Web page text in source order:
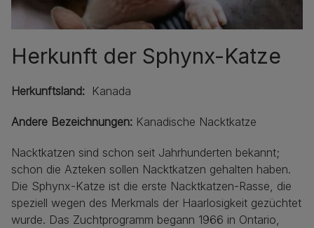
Herkunft der Sphynx-Katze
Herkunftsland: Kanada
Andere Bezeichnungen: Kanadische Nacktkatze
Nacktkatzen sind schon seit Jahrhunderten bekannt;
schon die Azteken sollen Nacktkatzen gehalten haben.
Die Sphynx-Katze ist die erste Nacktkatzen-Rasse, die
speziell wegen des Merkmals der Haarlosigkeit gezüchtet
wurde. Das Zuchtprogramm begann 1966 in Ontario,